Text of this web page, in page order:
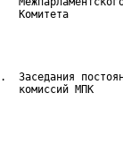
Комитета
Заседания
комиссий МПК